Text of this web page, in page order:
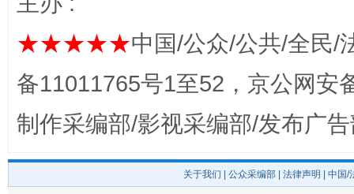
★★★★★中国/公众/公共/全民/
备11011765号1至52，京公网安
制作采编部/影视采编部/发布广
关于我们 公众采编部 法律声明 | 中国